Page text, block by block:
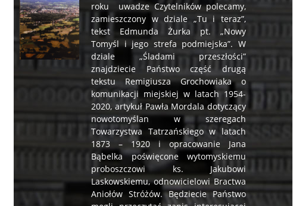
roku uwadze Czytelników polecamy,
zamieszczony w dziale „Tu i teraz”,
tekst Edmunda Żurka pt. „Nowy
Tomyśl i jego strefa podmiejska”. W
dziale „Śladami przeszłości”
znajdziecie Państwo część drugą
tekstu Remigiusza Grochowiaka o
komunikacji miejskiej w latach 1954-
2020, artykuł Pawła Mordala dotyczący
nowotomyślan w szeregach
Towarzystwa Tatrzańskiego w latach
1873 – 1920 i opracowanie Jana
Bąbelka poświęcone wytomyskiemu
proboszczowi ks. Jakubowi
Laskowskiemu, odnowicielowi Bractwa
Aniołów Stróżów. Będziecie Państwo